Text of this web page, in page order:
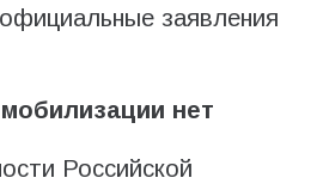
заявления
нет
Российской